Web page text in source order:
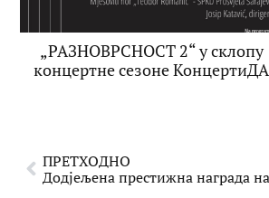
„РАЗНОВРСНОСТ 2“ у склопу
концертне сезоне КонцертиДА
ПРЕТХОДНО